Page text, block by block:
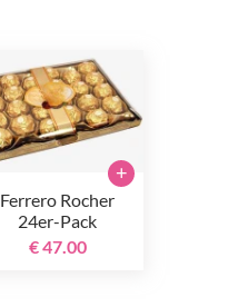
Ferrero Rocher
24er-Pack
€ 47.00
+